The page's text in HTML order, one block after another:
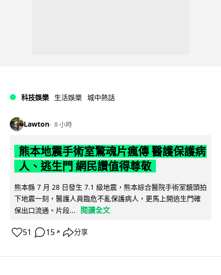
科技娛樂 生活娛樂 城中熱話
Lawton 8 小時
熊本地震手術室驚魂片瘋傳 醫護保護病
人、逃生門 網民讚值得尊敬
熊本縣 7 月 28 日發生 7.1 級地震，熊本綜合醫院手術室鏡頭拍
下地震一刻，醫護人員臨危不亂保護病人，更馬上開逃生門確
保出口流通。片段...
閱讀全文
51 15 ↗ 分享